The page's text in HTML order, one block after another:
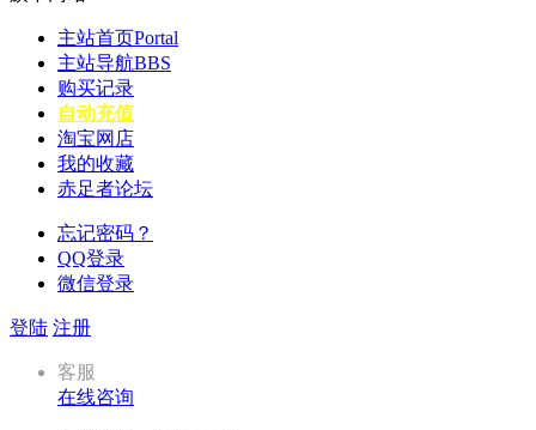
主站首页Portal
主站导航BBS
购买记录
自动充值
淘宝网店
我的收藏
赤足者论坛
忘记密码？
QQ登录
微信登录
登陆 注册
客服
在线咨询